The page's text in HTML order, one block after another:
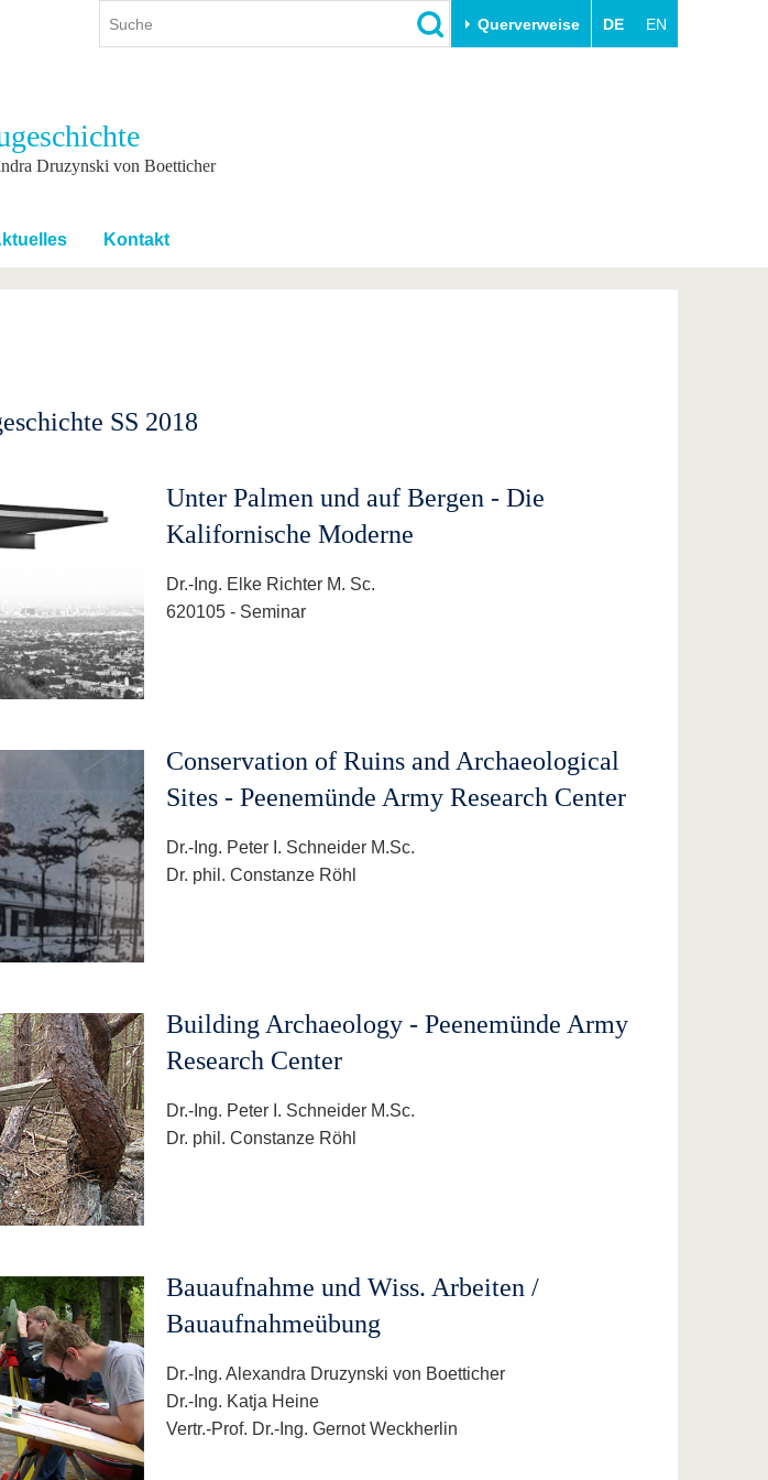
Querverweise DE EN
Profil
ins Ausland
Weiterbildung
Weiterbildungsangebote
Innovative Transferprojekte
BTU & Region erleben
Druzynski von Boetticher
Kontakt
SS 2018
Unter Palmen und auf Bergen - Die
Kalifornische Moderne
Dr.-Ing. Elke Richter M. Sc.
620105 - Seminar
Conservation of Ruins and Archaeological
Sites - Peenemünde Army Research Center
Dr.-Ing. Peter I. Schneider M.Sc.
Dr. phil. Constanze Röhl
Building Archaeology - Peenemünde Army
Research Center
Dr.-Ing. Peter I. Schneider M.Sc.
Dr. phil. Constanze Röhl
Bauaufnahme und Wiss. Arbeiten /
Bauaufnahmeübung
Dr.-Ing. Alexandra Druzynski von Boetticher
Dr.-Ing. Katja Heine
Vertr.-Prof. Dr.-Ing. Gernot Weckherlin